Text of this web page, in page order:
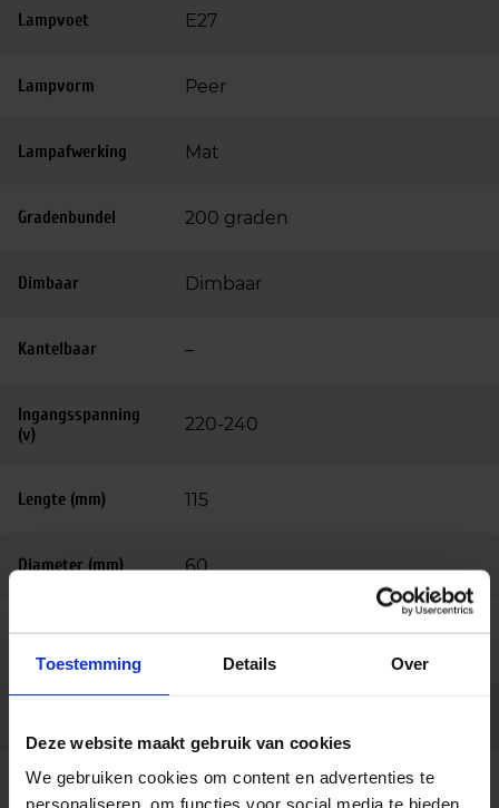
Toestemming Details Over
Deze website maakt gebruik van cookies
We gebruiken cookies om content en advertenties te
personaliseren, om functies voor social media te bieden
Lampvoet E27
Lampvorm Peer
Lampafwerking Mat
Gradenbundel 200 graden
Dimbaar Dimbaar
Kantelbaar –
Ingangsspanning
(v)
220-240
Lengte (mm) 115
Diameter (mm) 60
Bedrijfstemperatu
-20 tot +45
Code 35333600